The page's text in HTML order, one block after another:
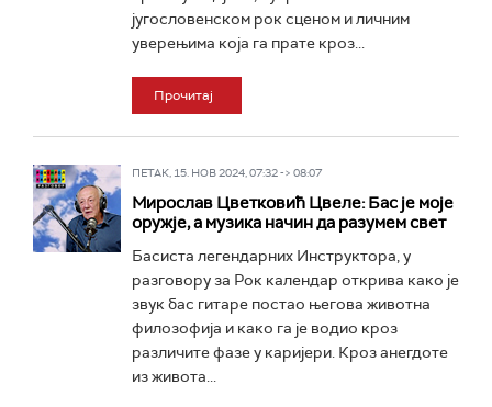
југословенском рок сценом и личним
уверењима која га прате кроз...
Прочитај
ПЕТАК, 15. НОВ 2024, 07:32 -> 08:07
Мирослав Цветковић Цвеле: Бас је моје
оружје, а музика начин да разумем свет
Басиста легендарних Инструктора, у
разговору за Рок календар открива како је
звук бас гитаре постао његова животна
филозофија и како га је водио кроз
различите фазе у каријери. Кроз анегдоте
из живота...